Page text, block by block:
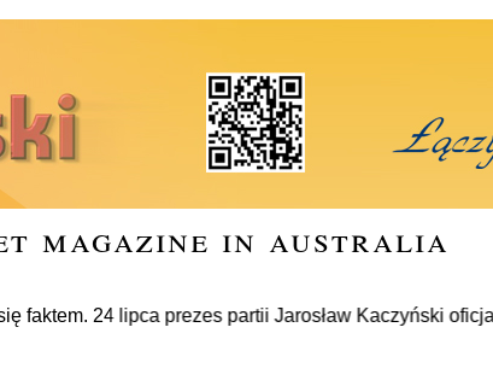
magazine in australia
24 lipca prezes partii Jarosław Kaczyński